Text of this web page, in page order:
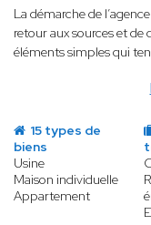
La démarche de
retour aux sources et de
éléments simples qui
15 types de
biens
Usine
Maison individuelle
Appartement